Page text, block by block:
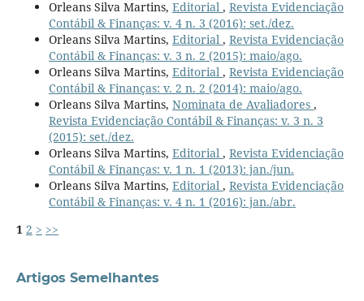
Orleans Silva Martins, Editorial , Revista Evidenciação
Contábil & Finanças: v. 4 n. 3 (2016): set./dez.
Orleans Silva Martins, Editorial , Revista Evidenciação
Contábil & Finanças: v. 3 n. 2 (2015): maio/ago.
Orleans Silva Martins, Editorial , Revista Evidenciação
Contábil & Finanças: v. 2 n. 2 (2014): maio/ago.
Orleans Silva Martins, Nominata de Avaliadores ,
Revista Evidenciação Contábil & Finanças: v. 3 n. 3
(2015): set./dez.
Orleans Silva Martins, Editorial , Revista Evidenciação
Contábil & Finanças: v. 1 n. 1 (2013): jan./jun.
Orleans Silva Martins, Editorial , Revista Evidenciação
Contábil & Finanças: v. 4 n. 1 (2016): jan./abr.
1 2 > >>
Artigos Semelhantes